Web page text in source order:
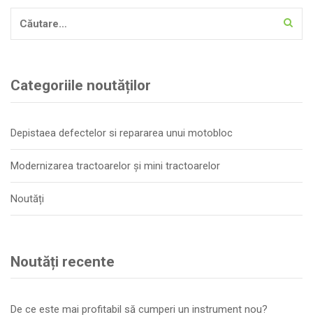
Categoriile noutăților
Depistaea defectelor si repararea unui motobloc
Modernizarea tractoarelor și mini tractoarelor
Noutăți
Noutăți recente
De ce este mai profitabil să cumperi un instrument nou?